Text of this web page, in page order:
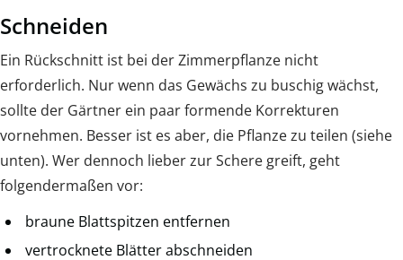
Schneiden
Ein Rückschnitt ist bei der Zimmerpflanze nicht
erforderlich. Nur wenn das Gewächs zu buschig wächst,
sollte der Gärtner ein paar formende Korrekturen
vornehmen. Besser ist es aber, die Pflanze zu teilen (siehe
unten). Wer dennoch lieber zur Schere greift, geht
folgendermaßen vor:
braune Blattspitzen entfernen
vertrocknete Blätter abschneiden